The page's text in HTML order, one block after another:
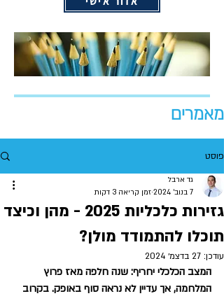
מאמרים
פוסט
גזירות כלכליות 2025 - מהן וכיצד
תוכלו להתמודד מולן?
גד ארבל
7 בנוב׳ 2024
זמן קריאה 3 דקות
עודכן: 27 בדצמ׳ 2024
המצב הכלכלי יחריף: שנה חלפה מאז פרוץ
המלחמה, אך עדיין לא נראה סוף באופק. בקרוב